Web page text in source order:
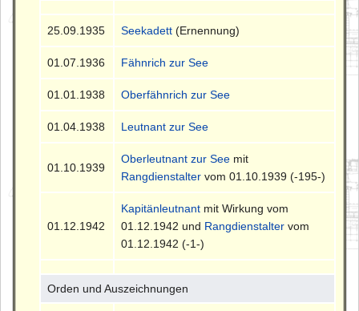
25.09.1935 Seekadett (Ernennung)
01.07.1936 Fähnrich zur See
01.01.1938 Oberfähnrich zur See
01.04.1938 Leutnant zur See
01.10.1939
Oberleutnant zur See mit
Rangdienstalter vom 01.10.1939 (-195-)
01.12.1942
Kapitänleutnant mit Wirkung vom
01.12.1942 und Rangdienstalter vom
01.12.1942 (-1-)
Orden und Auszeichnungen